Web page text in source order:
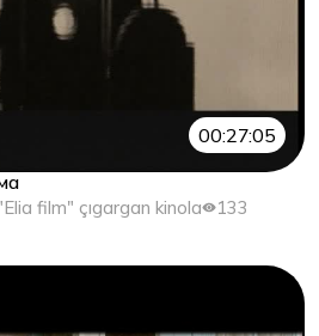
00:27:05
film" çıgargan kinola 133